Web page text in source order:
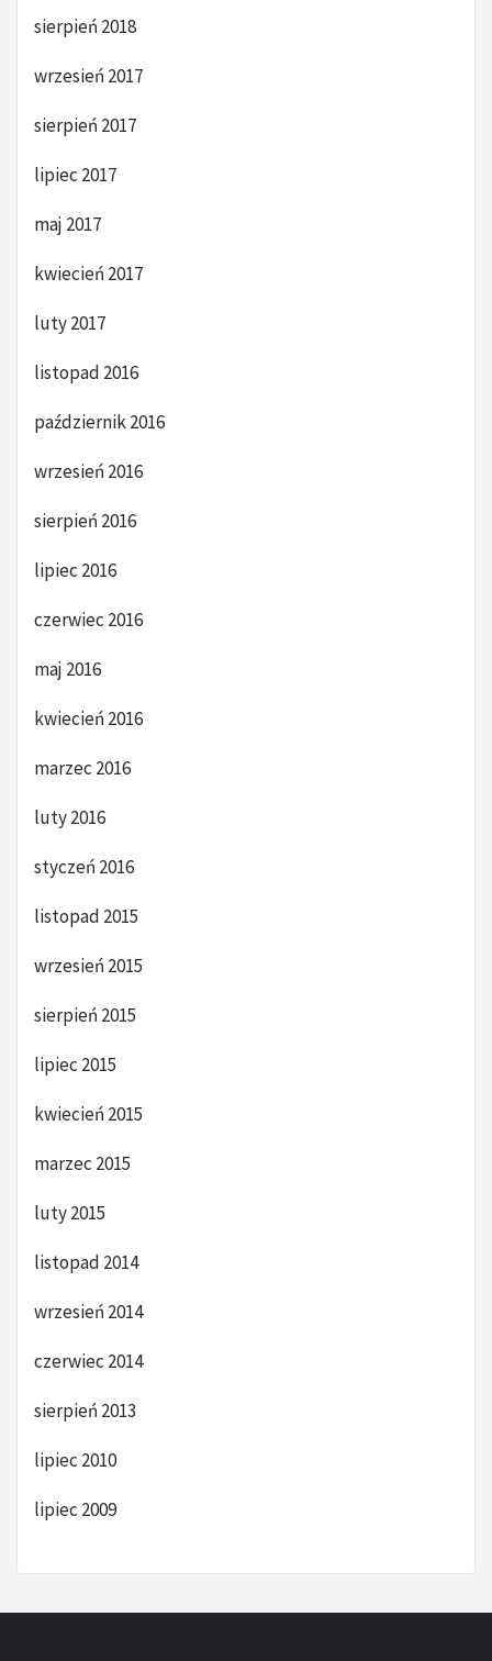
sierpień 2018
wrzesień 2017
sierpień 2017
lipiec 2017
maj 2017
kwiecień 2017
luty 2017
listopad 2016
październik 2016
wrzesień 2016
sierpień 2016
lipiec 2016
czerwiec 2016
maj 2016
kwiecień 2016
marzec 2016
luty 2016
styczeń 2016
listopad 2015
wrzesień 2015
sierpień 2015
lipiec 2015
kwiecień 2015
marzec 2015
luty 2015
listopad 2014
wrzesień 2014
czerwiec 2014
sierpień 2013
lipiec 2010
lipiec 2009